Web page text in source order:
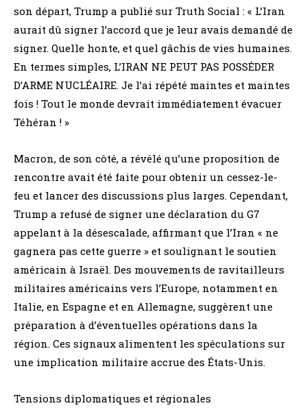
son départ, Trump a publié sur Truth Social : « L’Iran
aurait dû signer l’accord que je leur avais demandé de
signer. Quelle honte, et quel gâchis de vies humaines.
En termes simples, L’IRAN NE PEUT PAS POSSÉDER
D’ARME NUCLÉAIRE. Je l’ai répété maintes et maintes
fois ! Tout le monde devrait immédiatement évacuer
Téhéran ! »
Macron, de son côté, a révélé qu’une proposition de
rencontre avait été faite pour obtenir un cessez-le-
feu et lancer des discussions plus larges. Cependant,
Trump a refusé de signer une déclaration du G7
appelant à la désescalade, affirmant que l’Iran « ne
gagnera pas cette guerre » et soulignant le soutien
américain à Israël. Des mouvements de ravitailleurs
militaires américains vers l’Europe, notamment en
Italie, en Espagne et en Allemagne, suggèrent une
préparation à d’éventuelles opérations dans la
région. Ces signaux alimentent les spéculations sur
une implication militaire accrue des États-Unis.
Tensions diplomatiques et régionales